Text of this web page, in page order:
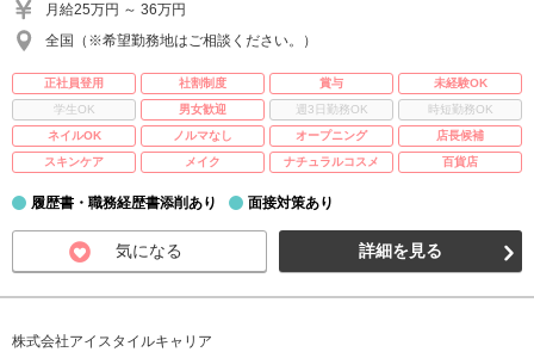
月給25万円 ～ 36万円
全国（※希望勤務地はご相談ください。）
正社員登用 社割制度 賞与
未経験OK
学生OK
男女歓迎 週3日勤務OK
時短勤務OK
ネイルOK
ノルマなし オープニング
店長候補
スキンケア
メイク ナチュラルコスメ 百貨店
履歴書・職務経歴書添削あり 面接対策あり
気になる 詳細を見る
株式会社アイスタイルキャリア